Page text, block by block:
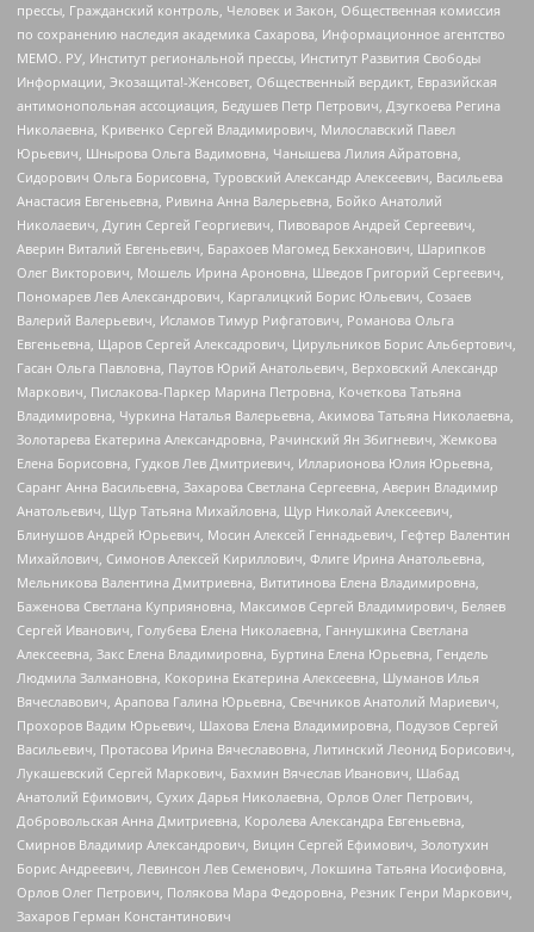
прессы, Гражданский контроль, Человек и Закон, Общественная комиссия
по сохранению наследия академика Сахарова, Информационное агентство
МЕМО. РУ, Институт региональной прессы, Институт Развития Свободы
Информации, Экозащита!-Женсовет, Общественный вердикт, Евразийская
антимонопольная ассоциация, Бедушев Петр Петрович, Дзугкоева Регина
Николаевна, Кривенко Сергей Владимирович, Милославский Павел
Юрьевич, Шнырова Ольга Вадимовна, Чанышева Лилия Айратовна,
Сидорович Ольга Борисовна, Туровский Александр Алексеевич, Васильева
Анастасия Евгеньевна, Ривина Анна Валерьевна, Бойко Анатолий
Николаевич, Дугин Сергей Георгиевич, Пивоваров Андрей Сергеевич,
Аверин Виталий Евгеньевич, Барахоев Магомед Бекханович, Шарипков
Олег Викторович, Мошель Ирина Ароновна, Шведов Григорий Сергеевич,
Пономарев Лев Александрович, Каргалицкий Борис Юльевич, Созаев
Валерий Валерьевич, Исламов Тимур Рифгатович, Романова Ольга
Евгеньевна, Щаров Сергей Алексадрович, Цирульников Борис Альбертович,
Гасан Ольга Павловна, Паутов Юрий Анатольевич, Верховский Александр
Маркович, Пислакова-Паркер Марина Петровна, Кочеткова Татьяна
Владимировна, Чуркина Наталья Валерьевна, Акимова Татьяна Николаевна,
Золотарева Екатерина Александровна, Рачинский Ян Збигневич, Жемкова
Елена Борисовна, Гудков Лев Дмитриевич, Илларионова Юлия Юрьевна,
Саранг Анна Васильевна, Захарова Светлана Сергеевна, Аверин Владимир
Анатольевич, Щур Татьяна Михайловна, Щур Николай Алексеевич,
Блинушов Андрей Юрьевич, Мосин Алексей Геннадьевич, Гефтер Валентин
Михайлович, Симонов Алексей Кириллович, Флиге Ирина Анатольевна,
Мельникова Валентина Дмитриевна, Вититинова Елена Владимировна,
Баженова Светлана Куприяновна, Максимов Сергей Владимирович, Беляев
Сергей Иванович, Голубева Елена Николаевна, Ганнушкина Светлана
Алексеевна, Закс Елена Владимировна, Буртина Елена Юрьевна, Гендель
Людмила Залмановна, Кокорина Екатерина Алексеевна, Шуманов Илья
Вячеславович, Арапова Галина Юрьевна, Свечников Анатолий Мариевич,
Прохоров Вадим Юрьевич, Шахова Елена Владимировна, Подузов Сергей
Васильевич, Протасова Ирина Вячеславовна, Литинский Леонид Борисович,
Лукашевский Сергей Маркович, Бахмин Вячеслав Иванович, Шабад
Анатолий Ефимович, Сухих Дарья Николаевна, Орлов Олег Петрович,
Добровольская Анна Дмитриевна, Королева Александра Евгеньевна,
Смирнов Владимир Александрович, Вицин Сергей Ефимович, Золотухин
Борис Андреевич, Левинсон Лев Семенович, Локшина Татьяна Иосифовна,
Орлов Олег Петрович, Полякова Мара Федоровна, Резник Генри Маркович,
Захаров Герман Константинович